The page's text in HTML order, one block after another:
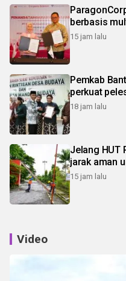
berbasis
15 jam lalu
Pemkab
perkuat
18 jam lalu
Jelang HUT
jarak aman
15 jam lalu
Video